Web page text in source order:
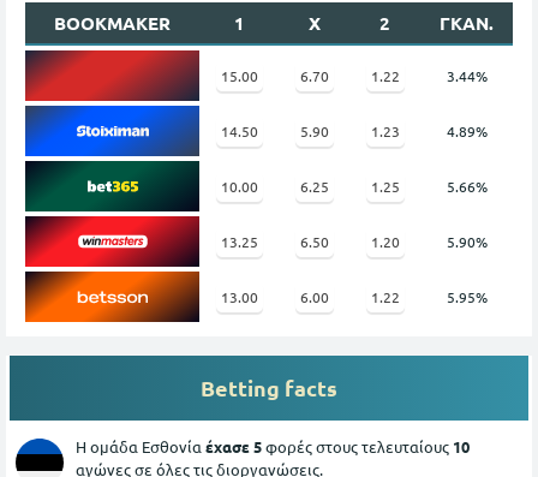
BOOKMAKER
1 X 2 ΓΚΑΝ.
15.00 6.70 1.22 3.44%
14.50 5.90 1.23 4.89%
10.00 6.25 1.25 5.66%
13.25 6.50 1.20 5.90%
13.00 6.00 1.22 5.95%
Betting facts
Η ομάδα Εσθονία έχασε 5φορές στους τελευταίους 10
αγώνες σε όλες τις διοργανώσεις.